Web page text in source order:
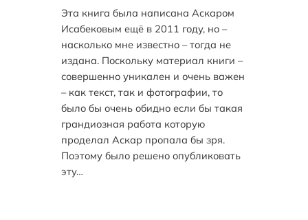
Эта книга была написана Аскаром
Исабековым ещё в 2011 году, но –
насколько мне известно – тогда не
издана. Поскольку материал книги –
совершенно уникален и очень важен
– как текст, так и фотографии, то
было бы очень обидно если бы такая
грандиозная работа которую
проделал Аскар пропала бы зря.
Поэтому было решено опубликовать
эту…